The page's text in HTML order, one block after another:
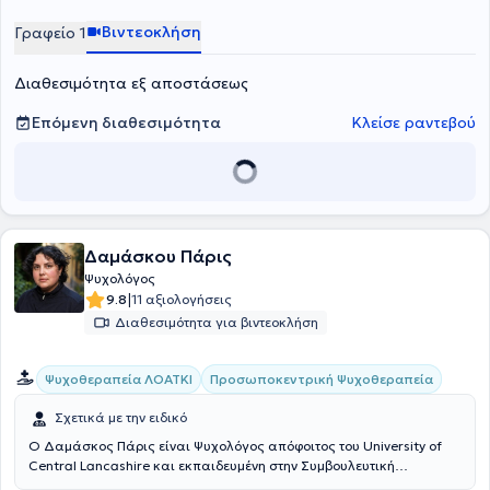
συμβουλευτική γονέων.
Γραφείο 1 Βιντεοκλήση
Διαθεσιμότητα εξ αποστάσεως
Επόμενη διαθεσιμότητα
Κλείσε ραντεβού
Δαμάσκου Πάρις
Ψυχολόγος
9.8|11 αξιολογήσεις
Διαθεσιμότητα για βιντεοκλήση
Ψυχοθεραπεία ΛΟΑΤΚΙ Προσωποκεντρική Ψυχοθεραπεία
Σχετικά με την ειδικό
Ο Δαμάσκος Πάρις είναι Ψυχολόγος απόφοιτος του University of
Central Lancashire και εκπαιδευμένη στην Συμβουλευτική